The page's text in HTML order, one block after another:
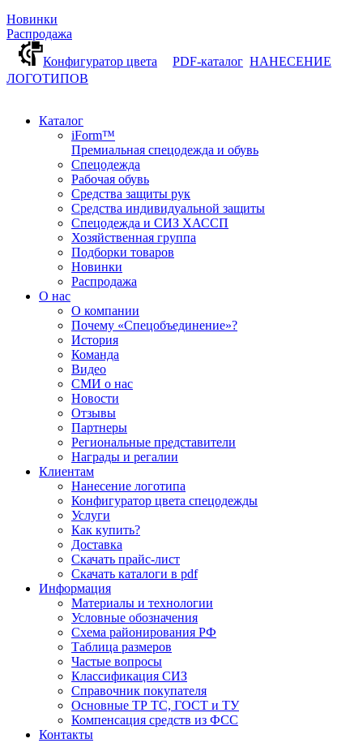
Новинки
Распродажа
Конфигуратор цвета
PDF-каталог НАНЕСЕНИЕ
ЛОГОТИПОВ
Каталог
iForm™
Премиальная спецодежда и обувь
Спецодежда
Рабочая обувь
Средства защиты рук
Средства индивидуальной защиты
Спецодежда и СИЗ ХАССП
Хозяйственная группа
Подборки товаров
Новинки
Распродажа
О нас
О компании
Почему «Спецобъединение»?
История
Команда
Видео
СМИ о нас
Новости
Отзывы
Партнеры
Региональные представители
Награды и регалии
Клиентам
Нанесение логотипа
Конфигуратор цвета спецодежды
Услуги
Как купить?
Доставка
Скачать прайс-лист
Скачать каталоги в pdf
Информация
Материалы и технологии
Условные обозначения
Схема районирования РФ
Таблица размеров
Частые вопросы
Классификация СИЗ
Справочник покупателя
Основные ТР ТС, ГОСТ и ТУ
Компенсация средств из ФСС
Контакты